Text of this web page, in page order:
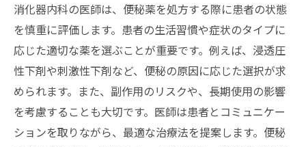
消化器内科の医師は、便秘薬を処方する際に患者の状態
を慎重に評価します。患者の生活習慣や症状のタイプに
応じた適切な薬を選ぶことが重要です。例えば、浸透圧
性下剤や刺激性下剤など、便秘の原因に応じた選択が求
められます。また、副作用のリスクや、長期使用の影響
を考慮することも大切です。医師は患者とコミュニケー
ションを取りながら、最適な治療法を提案します。便秘